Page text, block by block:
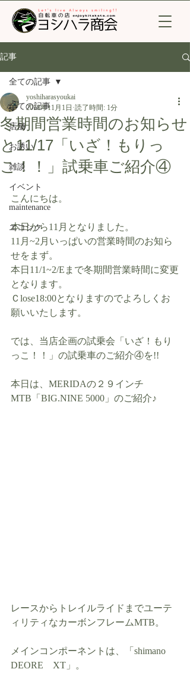
記事
全ての記事
店舗
お誘い
雑談
イベント
maintenance
エコシク
全ての記事
冬期間営業時間のお知らせ
と11/17「いざ！もりっ
こ！！」試乗車ご紹介④
yoshiharasyoukai
2018年11月1日 読了時間: 1分
こんにちは。
本日から11月となりました。
11月~2月いっぱいの営業時間のお知ら
せをまず。
本日11/1~2/Eまで冬期間営業時間に変更
となります。
Ｃlose18:00となりますのでよろしくお
願いいたします。
では、当店企画の試乗会「いざ！もり
っこ！！」の試乗車のご紹介④を!!
本日は、MERIDAの２９インチ
MTB「BIG.NINE 5000」のご紹介♪
レースからトレイルライドまでユーテ
ィリティなカーボンフレームMTB。
メインコンポーネントは、「shimano
DEORE　XT」。